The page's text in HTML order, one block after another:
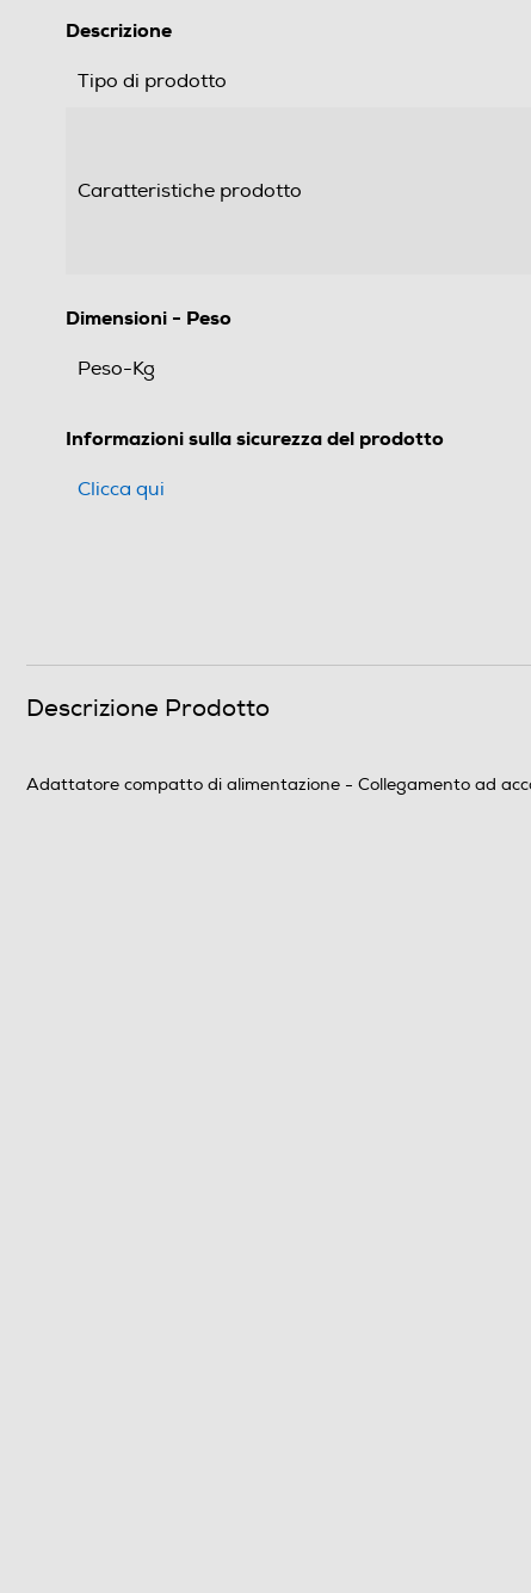
Descrizione
Tipo di prodotto
Caratteristiche prodotto
Dimensioni - Peso
Peso-Kg
Informazioni sulla sicurezza del prodotto
Clicca qui
Descrizione Prodotto
Adattatore compatto di alimentazione - Collegamento ad